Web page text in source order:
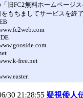
旧FC2無料ホームページ
をもちましてサービスを終
free.net
30 21:28:55 疑視倭人